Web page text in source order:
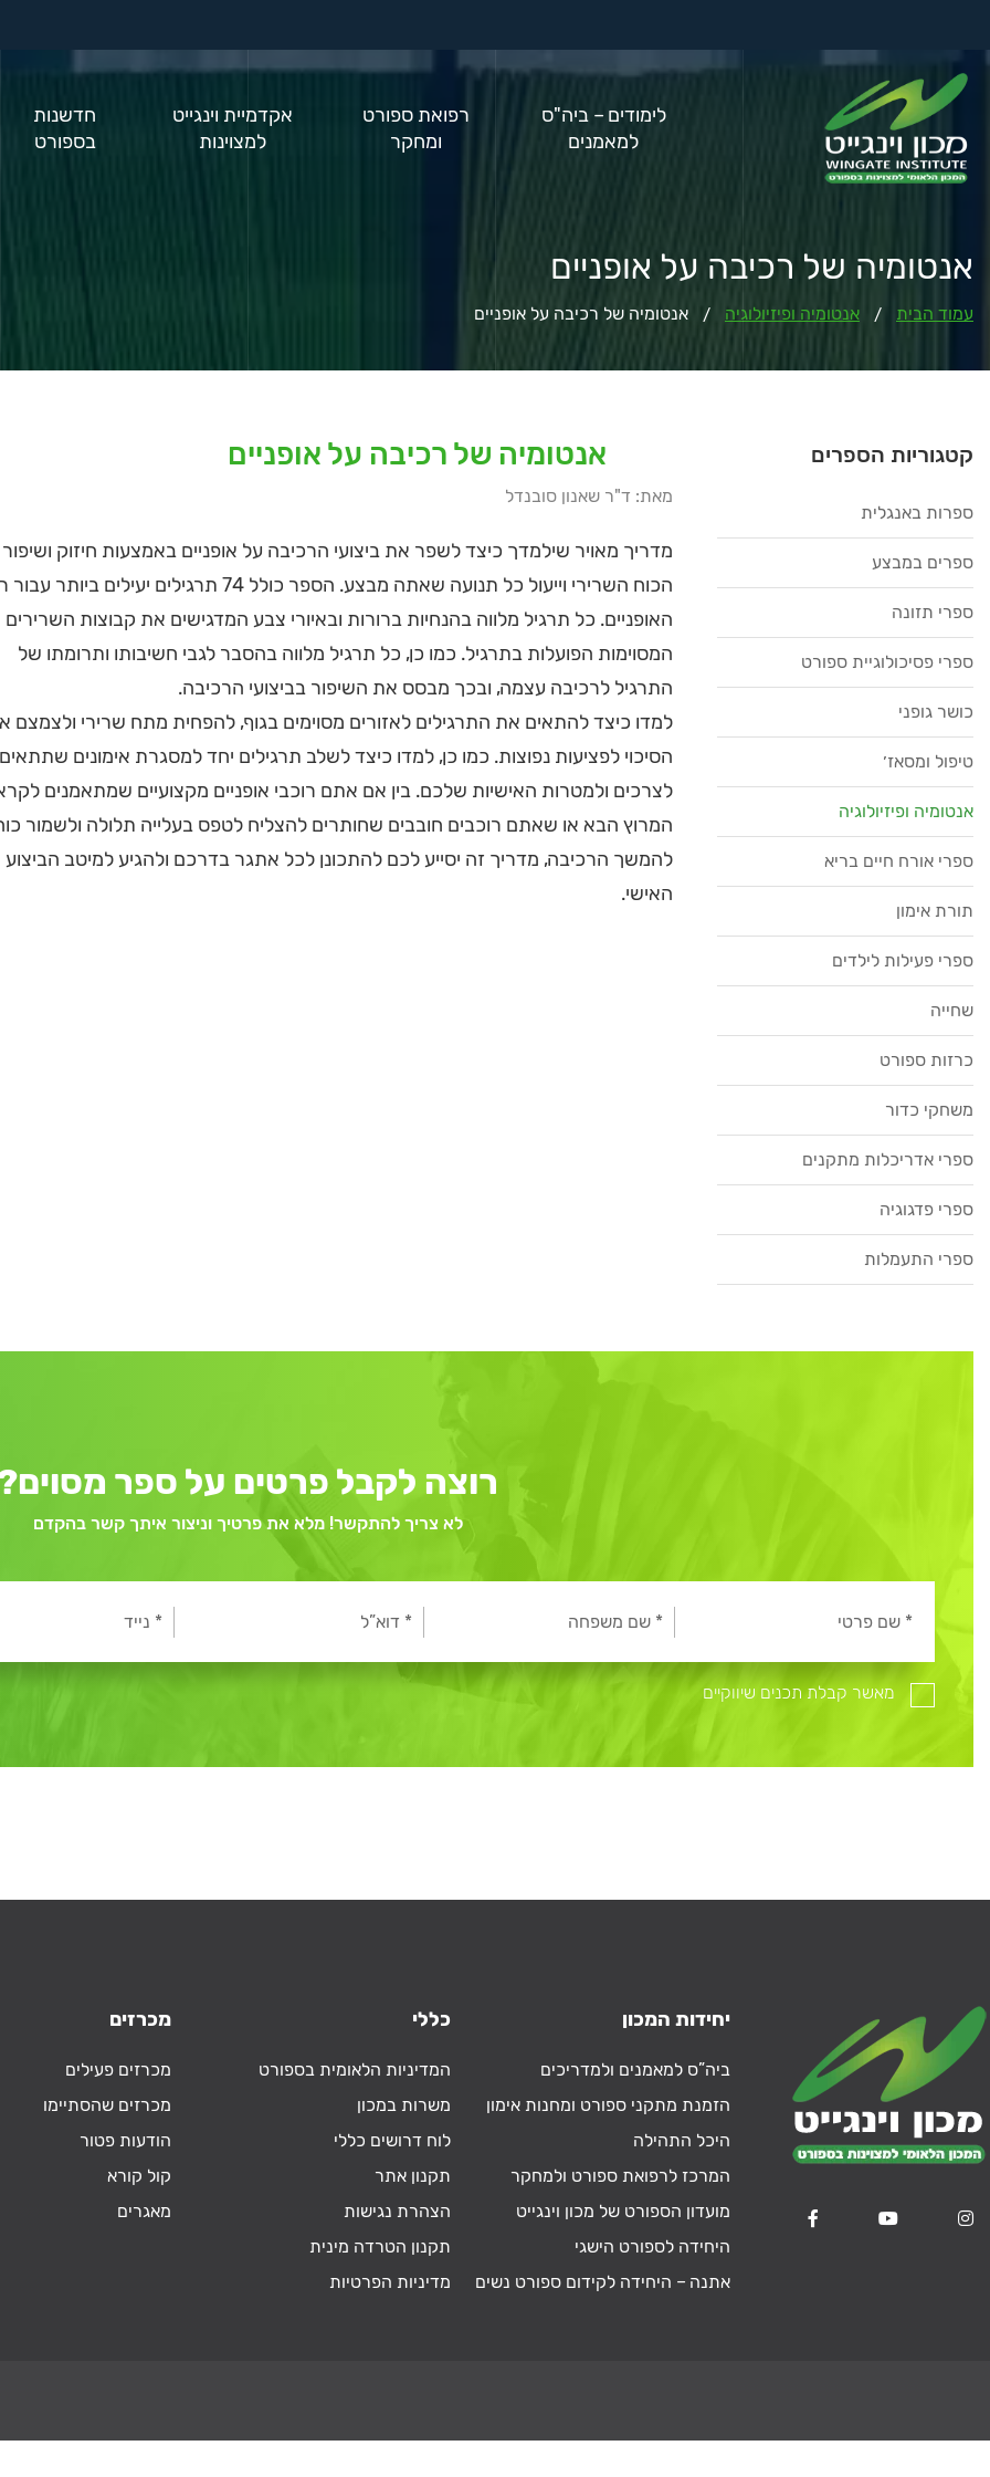
לימודים – ביה"ס
למאמנים
רפואת ספורט
ומחקר
אקדמיית וינגייט
למצוינות
חדשנות
בספורט
אנטומיה של רכיבה על אופניים
עמוד הבית / אנטומיה ופיזיולוגיה / אנטומיה של רכיבה על אופניים
קטגוריות הספרים
ספרות באנגלית
ספרים במבצע
ספרי תזונה
ספרי פסיכולוגיית ספורט
כושר גופני
טיפול ומסאז׳
אנטומיה ופיזיולוגיה
ספרי אורח חיים בריא
תורת אימון
ספרי פעילות לילדים
שחייה
כרזות ספורט
משחקי כדור
ספרי אדריכלות מתקנים
ספרי פדגוגיה
ספרי התעמלות
אנטומיה של רכיבה על אופניים
מאת: ד"ר שאנון סובנדל
מדריך מאויר שילמדך כיצד לשפר את ביצועי הרכיבה על אופניים באמצעות חיזוק ושיפור
הכוח השרירי וייעול כל תנועה שאתה מבצע. הספר כולל 74 תרגילים יעילים
האופניים. כל תרגיל מלווה בהנחיות ברורות ובאיורי צבע המדגישים את קבוצות השרירים
המסוימות הפועלות בתרגיל. כמו כן, כל תרגיל מלווה בהסבר לגבי חשיבותו ותרומתו של
התרגיל לרכיבה עצמה, ובכך מבסס את השיפור בביצועי הרכיבה.
למדו כיצד להתאים את התרגילים לאזורים מסוימים בגוף, להפחית מתח שרירי ולצמצם
הסיכוי לפציעות נפוצות. כמו כן, למדו כיצד לשלב תרגילים יחד למסגרת אימונים שתתאים
לצרכים ולמטרות האישיות שלכם. בין אם אתם רוכבי אופניים מקצועיים שמתאמנים
המרוץ הבא או שאתם רוכבים חובבים שחותרים להצליח לטפס בעלייה תלולה ולשמור
להמשך הרכיבה, מדריך זה יסייע לכם להתכונן לכל אתגר בדרכם ולהגיע למיטב הביצוע
האישי.
רוצה לקבל פרטים על ספר
לא צריך להתקשר! מלא את פרטיך וניצור איתך קשר בהקדם
מאשר קבלת תכנים שיווקיים
יחידות המכון
ביה”ס למאמנים ולמדריכים
הזמנת מתקני ספורט ומחנות אימון
היכל התהילה
המרכז לרפואת ספורט ולמחקר
מועדון הספורט של מכון וינגייט
היחידה לספורט הישגי
אתנה – היחידה לקידום ספורט נשים
כללי
המדיניות הלאומית בספורט
משרות במכון
לוח דרושים כללי
תקנון אתר
הצהרת נגישות
תקנון הטרדה מינית
מדיניות הפרטיות
מכרזים
מכרזים פעילים
מכרזים שהסתיימו
הודעות פטור
קול קורא
מאגרים